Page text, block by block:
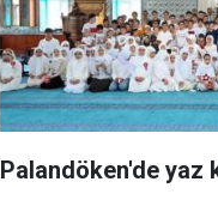
Palandöken'de yaz